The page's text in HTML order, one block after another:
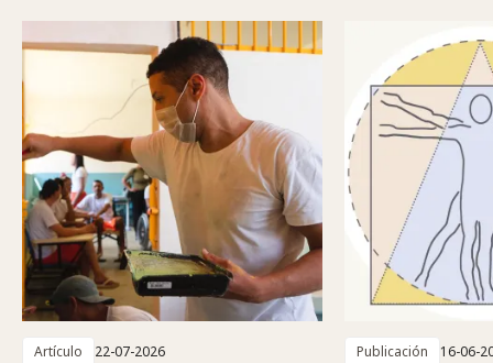
Artículo 22-07-2026 Publicación 16-06-